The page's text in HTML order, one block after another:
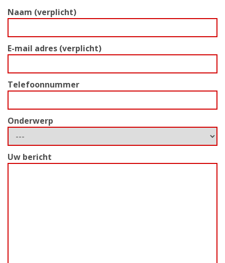
Naam (verplicht)
E-mail adres (verplicht)
Telefoonnummer
Onderwerp
Uw bericht